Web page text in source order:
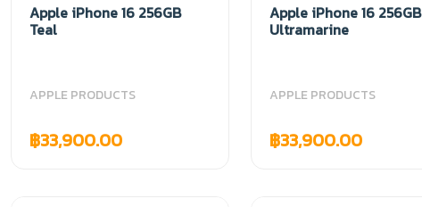
Apple iPhone 16 256GB
Teal
APPLE PRODUCTS
฿33,900.00
Apple iPhone 16 256GB
Ultramarine
APPLE PRODUCTS
฿33,900.00